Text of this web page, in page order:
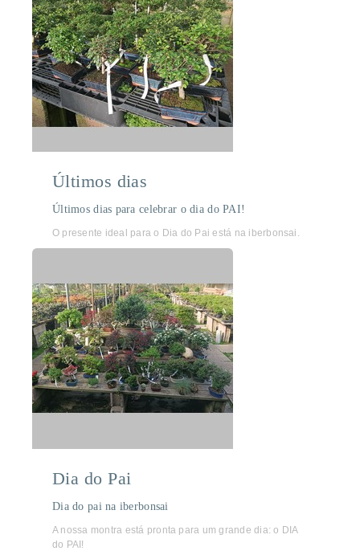
Últimos dias
Últimos dias para celebrar o dia do PAI!
O presente ideal para o Dia do Pai está na iberbonsai.
Dia do Pai
Dia do pai na iberbonsai
A nossa montra está pronta para um grande dia: o DIA
do PAI!